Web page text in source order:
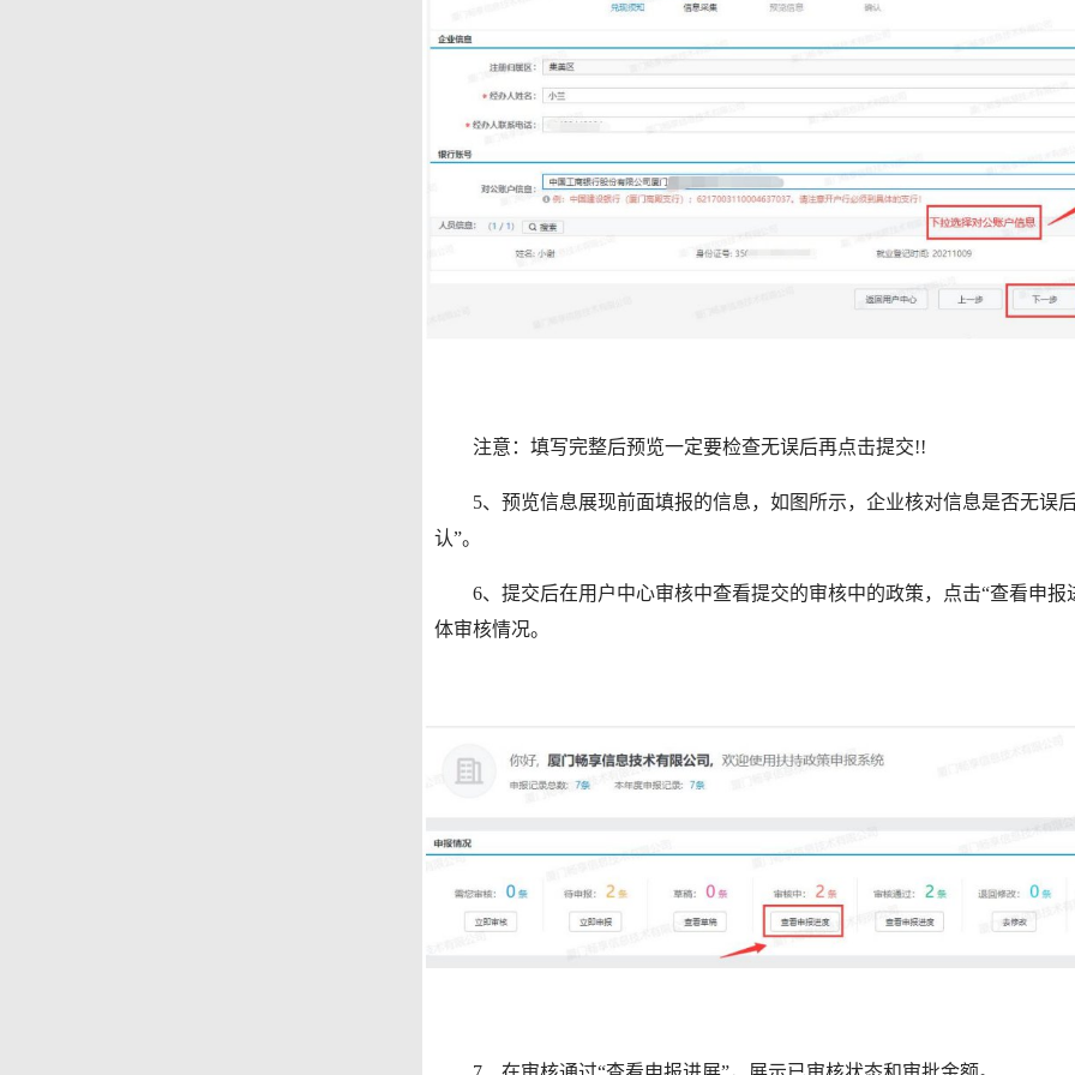
注意：填写完整后预览一定要检查无误后再点击提交!!
5、预览信息展现前面填报的信息，如图所示，企业核对信息是否无误
认”。
6、提交后在用户中心审核中查看提交的审核中的政策，点击“查看申报
体审核情况。